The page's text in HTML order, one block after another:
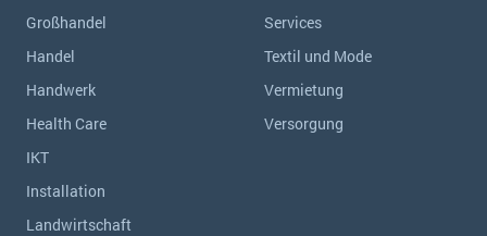
Großhandel
Handel
Handwerk
Health Care
IKT
Installation
Landwirtschaft
Services
Textil und Mode
Vermietung
Versorgung